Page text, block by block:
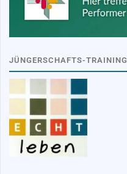
JÜNGERSCHAFTS-TRAINING